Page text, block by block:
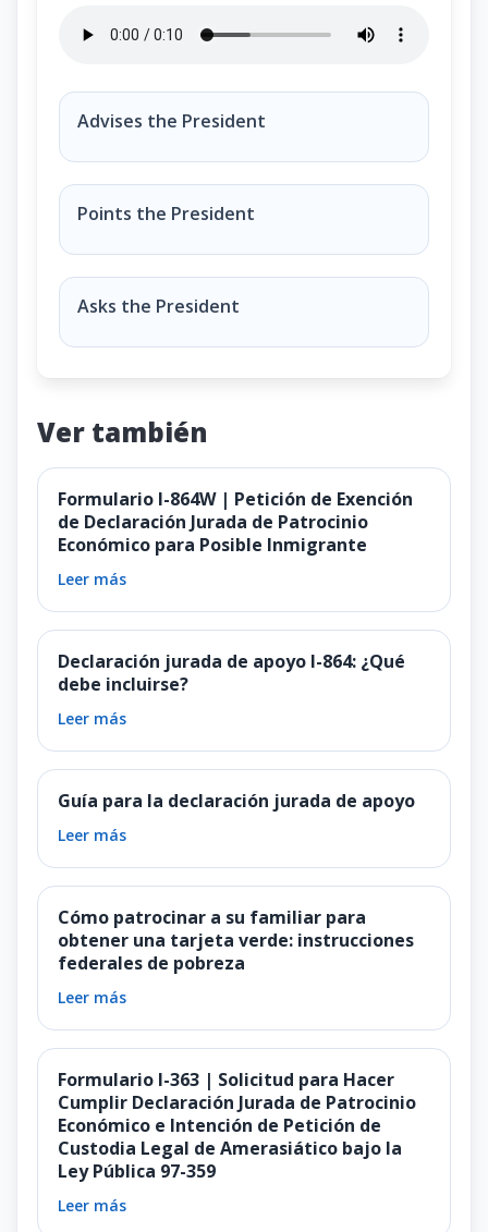
What does the President’s Cabinet do?
Advises the President
Points the President
Asks the President
Ver también
Formulario I-864W | Petición de Exención
de Declaración Jurada de Patrocinio
Económico para Posible Inmigrante
Leer más
Declaración jurada de apoyo I-864: ¿Qué
debe incluirse?
Leer más
Guía para la declaración jurada de apoyo
Leer más
Cómo patrocinar a su familiar para
obtener una tarjeta verde: instrucciones
federales de pobreza
Leer más
Formulario I-363 | Solicitud para Hacer
Cumplir Declaración Jurada de Patrocinio
Económico e Intención de Petición de
Custodia Legal de Amerasiático bajo la
Ley Pública 97-359
Leer más